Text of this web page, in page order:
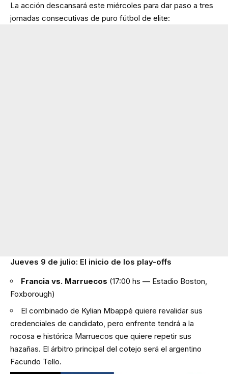
La acción descansará este miércoles para dar paso a tres
jornadas consecutivas de puro fútbol de elite:
Jueves 9 de julio: El inicio de los play-offs
Francia vs. Marruecos (17:00 hs — Estadio Boston,
Foxborough)
El combinado de Kylian Mbappé quiere revalidar sus
credenciales de candidato, pero enfrente tendrá a la
rocosa e histórica Marruecos que quiere repetir sus
hazañas. El árbitro principal del cotejo será el argentino
Facundo Tello.